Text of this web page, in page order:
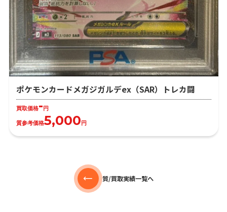
ポケモンカードメガジガルデex（SAR）トレカ闘
買取価格- 円
質参考価格5,000 円
質/買取実績一覧へ